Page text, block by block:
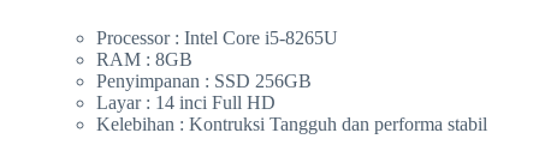
Processor : Intel Core i5-8265U
RAM : 8GB
Penyimpanan : SSD 256GB
Layar : 14 inci Full HD
Kelebihan : Kontruksi Tangguh dan performa stabil